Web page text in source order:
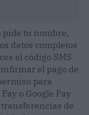
pide tu nombre,
datos completos
el código SMS
el pago de
para
o Google Pay
de